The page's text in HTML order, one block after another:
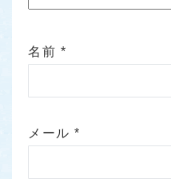
名前 *
メール*